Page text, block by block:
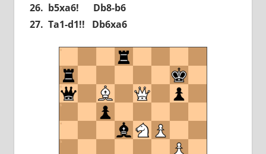
26. b5xa6! Db8-b6
27. Ta1-d1!! Db6xa6